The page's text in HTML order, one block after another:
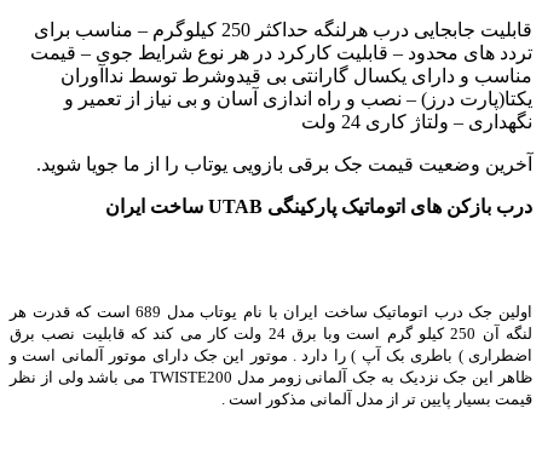
قابلیت جابجایی درب هرلنگه حداکثر 250 کیلوگرم – مناسب برای
تردد های محدود – قابلیت کارکرد در هر نوع شرایط جوی – قیمت
مناسب و دارای یکسال گارانتی بی قیدوشرط توسط نداآوران
یکتا(پارت درز) – نصب و راه اندازی آسان و بی نیاز از تعمیر و
نگهداری – ولتاژ کاری 24 ولت
آخرین وضعیت قیمت جک برقی بازویی یوتاب را از ما جویا شوید.
درب بازکن های اتوماتیک پارکینگی UTAB ساخت ایران
اولین جک درب اتوماتیک ساخت ایران با نام یوتاب مدل 689 است که قدرت هر
لنگه آن 250 کیلو گرم است وبا برق 24 ولت کار می کند که قابلیت نصب برق
اضطراری ) باطری بک آپ ) را دارد . موتور این جک دارای موتور آلمانی است و
ظاهر این جک نزدیک به جک آلمانی زومر مدل TWISTE200 می باشد ولی از نظر
قیمت بسیار پایین تر از مدل آلمانی مذکور است .